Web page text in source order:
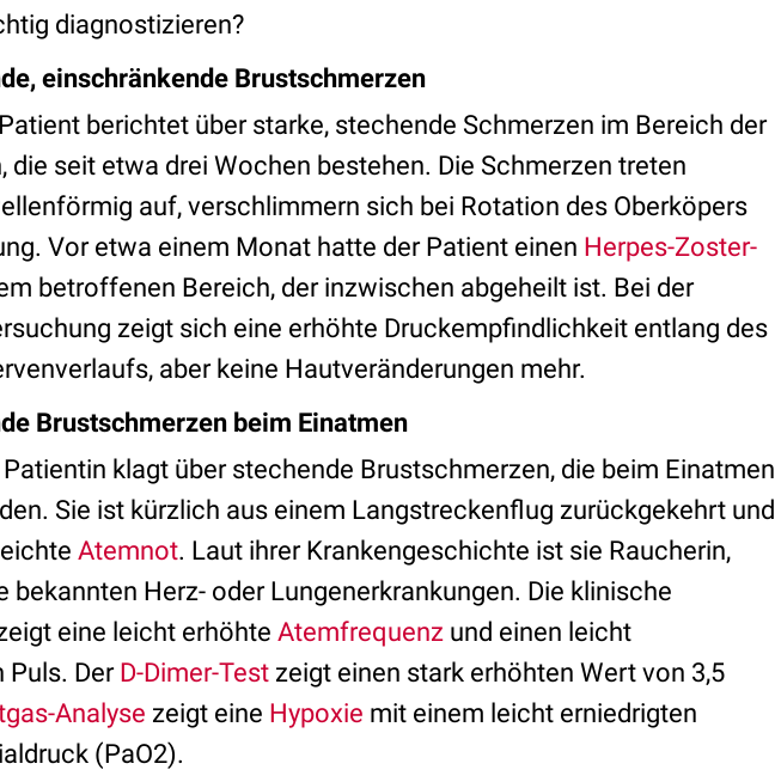
diagnostizieren?
einschränkende Brustschmerzen
berichtet über starke, stechende Schmerzen im Bereich der
die seit etwa drei Wochen bestehen. Die Schmerzen treten
auf, verschlimmern sich bei Rotation des Oberköpers
Vor etwa einem Monat hatte der Patient einen Herpes-Zoster-
betroffenen Bereich, der inzwischen abgeheilt ist. Bei der
zeigt sich eine erhöhte Druckempfindlichkeit entlang des
aber keine Hautveränderungen mehr.
Brustschmerzen beim Einatmen
klagt über stechende Brustschmerzen, die beim Einatmen
Sie ist kürzlich aus einem Langstreckenflug zurückgekehrt und
Atemnot. Laut ihrer Krankengeschichte ist sie Raucherin,
bekannten Herz- oder Lungenerkrankungen. Die klinische
eine leicht erhöhte Atemfrequenz und einen leicht
Puls. DerD-Dimer-Test zeigt einen stark erhöhten Wert von 3,5
Analyse zeigt eine Hypoxie mit einem leicht erniedrigten
(PaO2).